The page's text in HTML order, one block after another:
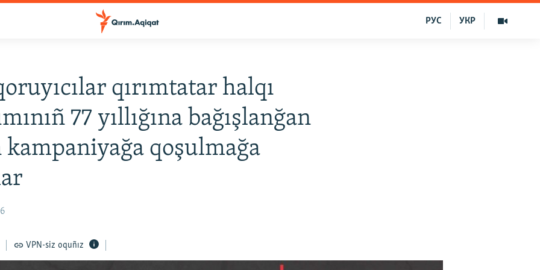
УКР
РУС
qırımtatar halqı
77 yıllığına bağışlanğan
kampaniyağa qoşulmağa
VPN-siz oquñız